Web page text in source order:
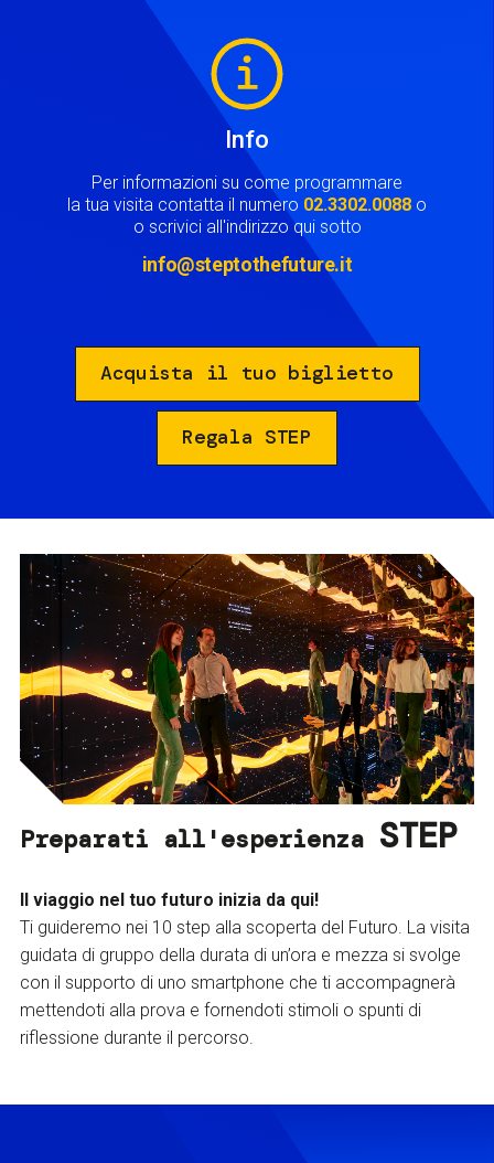
Info
Per informazioni su come programmare
la tua visita contatta il numero 02.3302.0088 o
o scrivici all'indirizzo qui sotto
info@steptothefuture.it
Acquista il tuo biglietto
Regala STEP
Preparati all'esperienza STEP
Il viaggio nel tuo futuro inizia da qui!
Ti guideremo nei 10 step alla scoperta del Futuro. La visita
guidata di gruppo della durata di un’ora e mezza si svolge
con il supporto di uno smartphone che ti accompagnerà
mettendoti alla prova e fornendoti stimoli o spunti di
riflessione durante il percorso.